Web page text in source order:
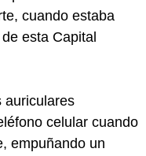
cuando estaba
esta Capital
auriculares
celular cuando
empuñando un